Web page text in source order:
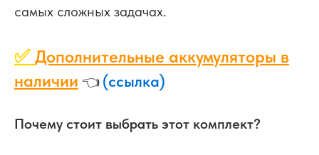
самых сложных задачах.
✅ Дополнительные аккумуляторы в
наличии 👈 (ссылка)
Почему стоит выбрать этот комплект?